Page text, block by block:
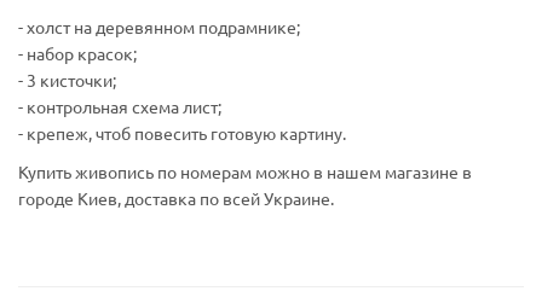
- холст на деревянном подрамнике;
- набор красок;
- 3 кисточки;
- контрольная схема лист;
- крепеж, чтоб повесить готовую картину.
Купить живопись по номерам можно в нашем магазине в
городе Киев, доставка по всей Украине.